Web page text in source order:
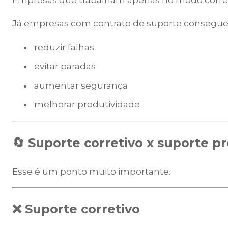
Já empresas com contrato de suporte
reduzir falhas
evitar paradas
aumentar segurança
melhorar produtividade
🔄 Suporte corretivo x suporte
Esse é um ponto muito importante.
❌ Suporte corretivo